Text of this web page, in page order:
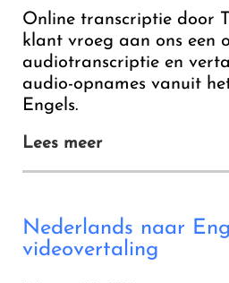
Online transcriptie door
klant vroeg aan ons een
audiotranscriptie en
audio-opnames vanuit
Engels.
Lees meer
Nederlands naar
videovertaling